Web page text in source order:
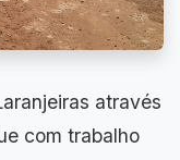
através
com trabalho